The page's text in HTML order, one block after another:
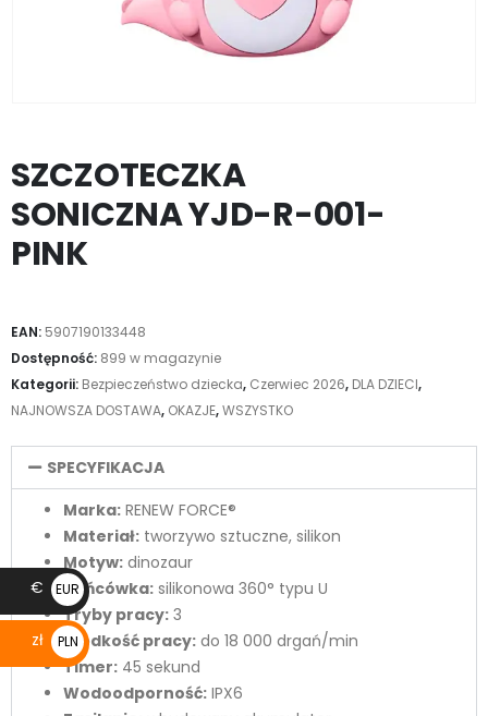
SZCZOTECZKA
SONICZNA YJD-R-001-
PINK
EAN: 5907190133448
Dostępność: 899 w magazynie
Kategorii: Bezpieczeństwo dziecka, Czerwiec 2026, DLA DZIECI,
NAJNOWSZA DOSTAWA, OKAZJE,WSZYSTKO
SPECYFIKACJA
Marka: RENEW FORCE®
Materiał: tworzywo sztuczne, silikon
Motyw: dinozaur
Końcówka: silikonowa 360° typu U
Tryby pracy: 3
Prędkość pracy: do 18 000 drgań/min
Timer: 45 sekund
Wodoodporność: IPX6
€
EUR
€
zł
PLN
zł